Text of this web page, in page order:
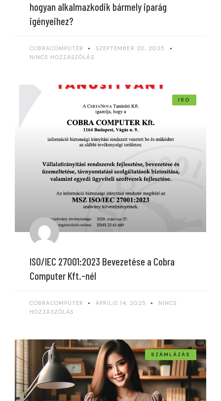
hogyan alkalmazkodik bármely iparág
igényeihez?
COBRACOMPUTER
SZEPTEMBER 20, 2025
NINCS HOZZÁSZÓLÁS
ISO
ISO/IEC 27001:2023 Bevezetése a Cobra
Computer Kft.-nél
COBRACOMPUTER ÁPRILIS 14, 2025
NINCS
HOZZÁSZÓLÁS
SZÁMLÁZÁS